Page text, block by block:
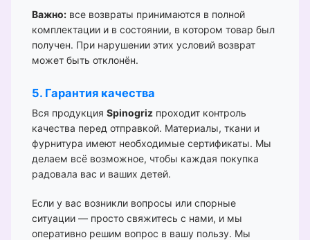
Важно: все возвраты принимаются в полной
комплектации и в состоянии, в котором товар был
получен. При нарушении этих условий возврат
может быть отклонён.
5. Гарантия качества
Вся продукция Spinogriz проходит контроль
качества перед отправкой. Материалы, ткани и
фурнитура имеют необходимые сертификаты. Мы
делаем всё возможное, чтобы каждая покупка
радовала вас и ваших детей.
Если у вас возникли вопросы или спорные
ситуации — просто свяжитесь с нами, и мы
оперативно решим вопрос в вашу пользу. Мы